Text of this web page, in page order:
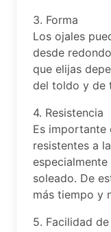
3. Forma
Los ojales
desde
que elijas
del toldo y de
4. Resistencia
Es importante
resistentes a
soleado. De
más tiempo y
5. Facilidad